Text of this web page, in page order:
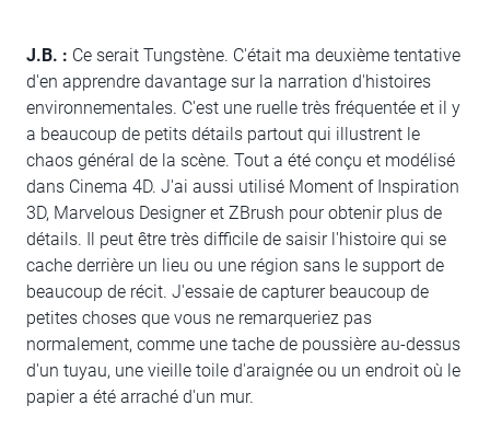
J.B. : Ce serait Tungstène. C'était ma deuxième tentative
d'en apprendre davantage sur la narration d'histoires
environnementales. C'est une ruelle très fréquentée et il y
a beaucoup de petits détails partout qui illustrent le
chaos général de la scène. Tout a été conçu et modélisé
dans Cinema 4D. J'ai aussi utilisé Moment of Inspiration
3D, Marvelous Designer et ZBrush pour obtenir plus de
détails. Il peut être très difficile de saisir l'histoire qui se
cache derrière un lieu ou une région sans le support de
beaucoup de récit. J'essaie de capturer beaucoup de
petites choses que vous ne remarqueriez pas
normalement, comme une tache de poussière au-dessus
d'un tuyau, une vieille toile d'araignée ou un endroit où le
papier a été arraché d'un mur.